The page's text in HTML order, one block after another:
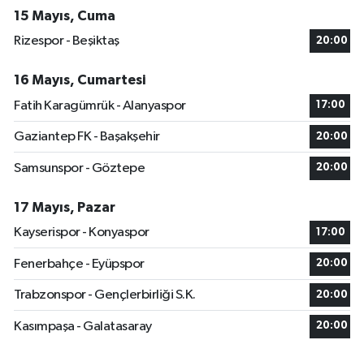
15 Mayıs, Cuma
Rizespor - Beşiktaş
20:00
16 Mayıs, Cumartesi
Fatih Karagümrük - Alanyaspor
17:00
Gaziantep FK - Başakşehir 20:00
Samsunspor - Göztepe 20:00
17 Mayıs, Pazar
Kayserispor - Konyaspor
17:00
Fenerbahçe - Eyüpspor 20:00
Trabzonspor - Gençlerbirliği S.K. 20:00
Kasımpaşa - Galatasaray 20:00